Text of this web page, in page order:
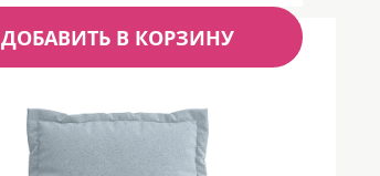
ДОБАВИТЬ В КОРЗИНУ